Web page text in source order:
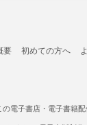
要 初めての方へ
の電子書店・電子書籍